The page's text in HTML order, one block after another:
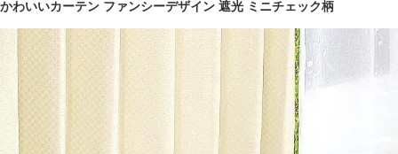
かわいいカーテン ファンシーデザイン 遮光 ミニチェック柄